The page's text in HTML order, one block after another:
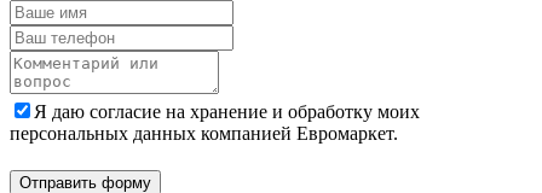
Я даю согласие на хранение и обработку моих
персональных данных компанией Евромаркет.
Отправить форму